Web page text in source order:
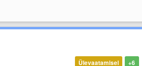
+6
Ülevaatamisel